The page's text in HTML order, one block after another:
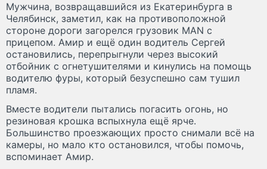
Мужчина, возвращавшийся из Екатеринбурга в
Челябинск, заметил, как на противоположной
стороне дороги загорелся грузовик MAN с
прицепом. Амир и ещё один водитель Сергей
остановились, перепрыгнули через высокий
отбойник с огнетушителями и кинулись на помощь
водителю фуры, который безуспешно сам тушил
пламя.
Вместе водители пытались погасить огонь, но
резиновая крошка вспыхнула ещё ярче.
Большинство проезжающих просто снимали всё на
камеры, но мало кто остановился, чтобы помочь,
вспоминает Амир.